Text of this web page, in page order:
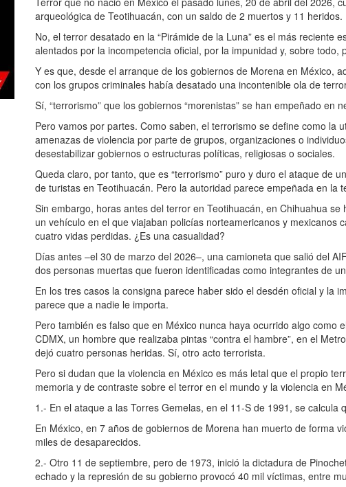
arqueológica de Teotihuacán, con un saldo de 2 muertos y 11 heridos.
No, el terror desatado en la “Pirámide de la Luna” es el más reciente
alentados por la incompetencia oficial, por la impunidad y, sobre todo,
Y es que, desde el arranque de los gobiernos de Morena en México,
con los grupos criminales había desatado una incontenible ola de
Sí, “terrorismo” que los gobiernos “morenistas” se han empeñado en
Pero vamos por partes. Como saben, el terrorismo se define como la
amenazas de violencia por parte de grupos, organizaciones o
desestabilizar gobiernos o estructuras políticas, religiosas o sociales.
Queda claro, por tanto, que es “terrorismo” puro y duro el ataque de
de turistas en Teotihuacán. Pero la autoridad parece empeñada en la
Sin embargo, horas antes del terror en Teotihuacán, en Chihuahua
un vehículo en el que viajaban policías norteamericanos y mexicanos
cuatro vidas perdidas. ¿Es una casualidad?
Días antes –el 30 de marzo del 2026–, una camioneta que salió del
dos personas muertas que fueron identificadas como integrantes de
En los tres casos la consigna parece haber sido el desdén oficial y la
parece que a nadie le importa.
Pero también es falso que en México nunca haya ocurrido algo como
CDMX, un hombre que realizaba pintas “contra el hambre”, en el
dejó cuatro personas heridas. Sí, otro acto terrorista.
Pero si dudan que la violencia en México es más letal que el propio
memoria y de contraste sobre el terror en el mundo y la violencia en
1.- En el ataque a las Torres Gemelas, en el 11-S de 1991, se calcula
En México, en 7 años de gobiernos de Morena han muerto de forma
miles de desaparecidos.
2.- Otro 11 de septiembre, pero de 1973, inició la dictadura de
echado y la represión de su gobierno provocó 40 mil víctimas, entre